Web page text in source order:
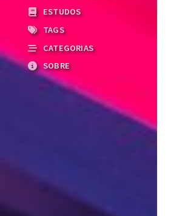
ESTUDOS
TAGS
CATEGORIAS
SOBRE